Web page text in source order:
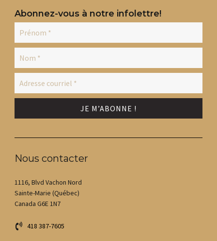
Abonnez-vous à notre infolettre!
Nous contacter
1116, Blvd Vachon Nord
Sainte-Marie (Québec)
Canada G6E 1N7
418 387-7605